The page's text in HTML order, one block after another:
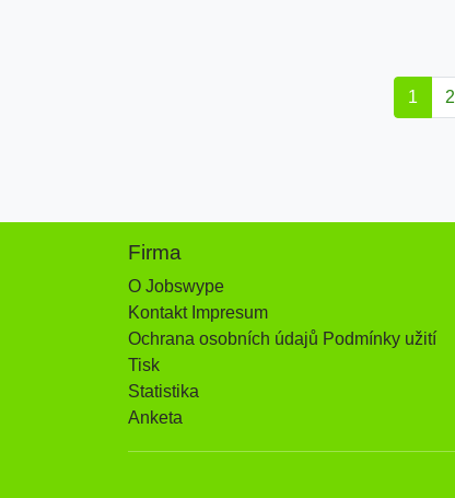
1 2
Firma
O Jobswype
Kontakt Impresum
Ochrana osobních údajů Podmínky užití
Tisk
Statistika
Anketa